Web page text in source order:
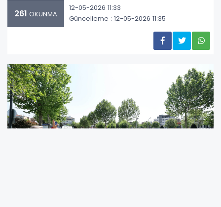
261 OKUNMA
12-05-2026 11:33
Güncelleme : 12-05-2026 11:35